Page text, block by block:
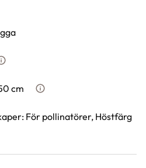
är odlingszon?
cm Hur vi mäter leveranshöjd på
: För pollinatörer, Höstfärg